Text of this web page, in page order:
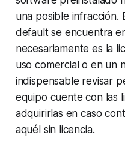
una posible infracción.
defaultse encuentra
necesariamente es la
uso comercial o en un
indispensable revisar
equipo cuente con las
adquirirlas en caso
aquél sin licencia.